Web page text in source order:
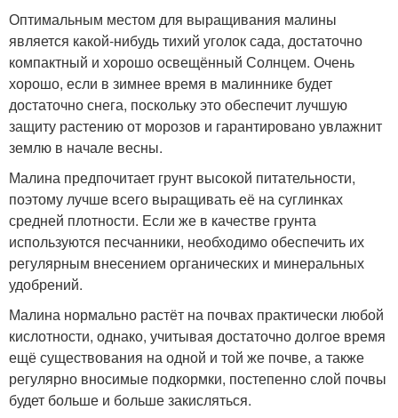
Оптимальным местом для выращивания малины
является какой-нибудь тихий уголок сада, достаточно
компактный и хорошо освещённый Солнцем. Очень
хорошо, если в зимнее время в малиннике будет
достаточно снега, поскольку это обеспечит лучшую
защиту растению от морозов и гарантировано увлажнит
землю в начале весны.
Малина предпочитает грунт высокой питательности,
поэтому лучше всего выращивать её на суглинках
средней плотности. Если же в качестве грунта
используются песчанники, необходимо обеспечить их
регулярным внесением органических и минеральных
удобрений.
Малина нормально растёт на почвах практически любой
кислотности, однако, учитывая достаточно долгое время
ещё существования на одной и той же почве, а также
регулярно вносимые подкормки, постепенно слой почвы
будет больше и больше закисляться.